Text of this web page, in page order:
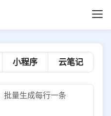
小程序 云笔记